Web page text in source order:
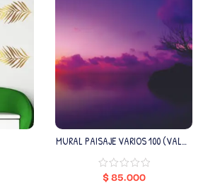
MURAL PAISAJE VARIOS 100 (VALOR
$85.000